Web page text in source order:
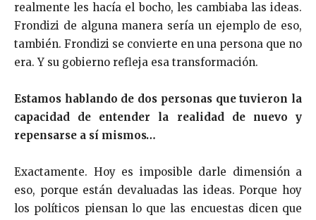
realmente les hacía el bocho, les cambiaba las ideas.
Frondizi de alguna manera sería un ejemplo de eso,
también. Frondizi se convierte en una persona que no
era. Y su gobierno refleja esa transformación.
Estamos hablando de dos personas que tuvieron la
capacidad de entender la realidad de nuevo y
repensarse a sí mismos…
Exactamente. Hoy es imposible darle dimensión a
eso, porque están devaluadas las ideas. Porque hoy
los políticos piensan lo que las encuestas dicen que